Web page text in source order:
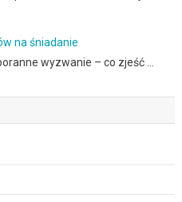
na śniadanie
wyzwanie – co zjeść …